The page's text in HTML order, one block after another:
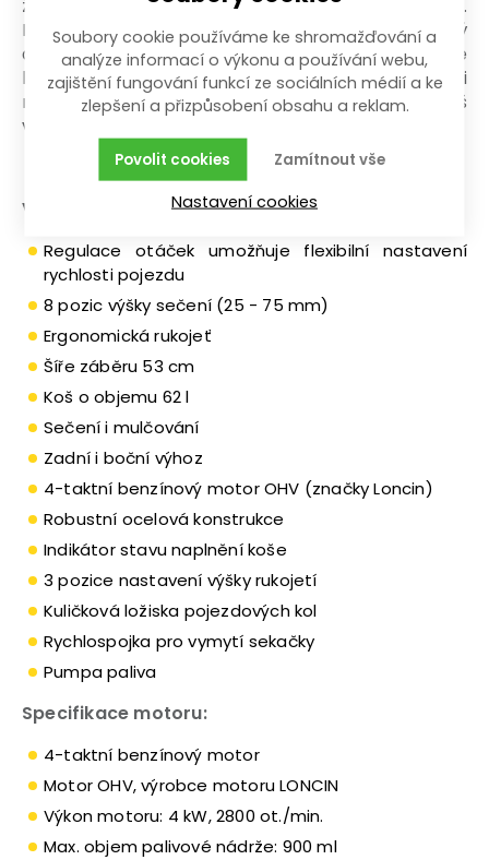
životnost a odolnost vůči nárazům a opotřebení.
Kolečka jsou vybavena ložisky, což zajišťuje plynulý
a snadný pohyb po trávníku a zároveň zvyšuje
komfort během práce. Díky objemnému 62 l koši
navíc nemusíte každou chvilku běhat koš
vyprazdňovat.
Výhody a charakteristické znaky:
Regulace otáček umožňuje flexibilní nastavení
rychlosti pojezdu
8 pozic výšky sečení (25 - 75 mm)
Ergonomická rukojeť
Šíře záběru 53 cm
Koš o objemu 62 l
Sečení i mulčování
Zadní i boční výhoz
4-taktní benzínový motor OHV (značky Loncin)
Robustní ocelová konstrukce
Indikátor stavu naplnění koše
3 pozice nastavení výšky rukojetí
Kuličková ložiska pojezdových kol
Rychlospojka pro vymytí sekačky
Pumpa paliva
Specifikace motoru:
4-taktní benzínový motor
Motor OHV, výrobce motoru LONCIN
Výkon motoru: 4 kW, 2800 ot./min.
Max. objem palivové nádrže: 900 ml
Soubory cookie používáme ke shromažďování a
analýze informací o výkonu a používání webu,
zajištění fungování funkcí ze sociálních médií a ke
zlepšení a přizpůsobení obsahu a reklam.
Zamítnout vše
Povolit cookies
Nastavení cookies